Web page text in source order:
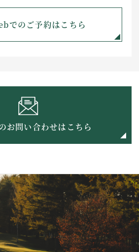
でのご予約はこちら
お問い合わせはこちら